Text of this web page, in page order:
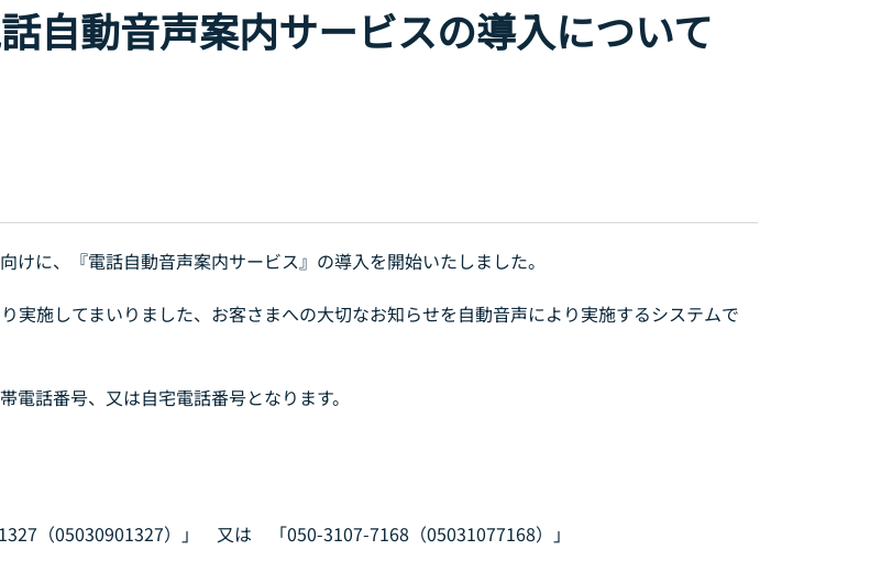
自動音声案内サービスの導入について
に、『電話自動音声案内サービス』の導入を開始いたしました。
実施してまいりました、お客さまへの大切なお知らせを自動音声により実施するシステムで
話番号、又は自宅電話番号となります。
（05030901327）」 又は 「050-3107-7168（05031077168）」